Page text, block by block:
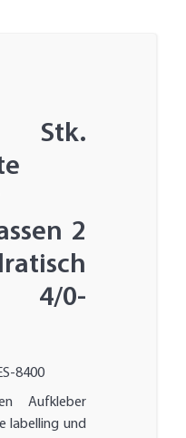
2
4/0-
8400
Aufkleber
labelling und